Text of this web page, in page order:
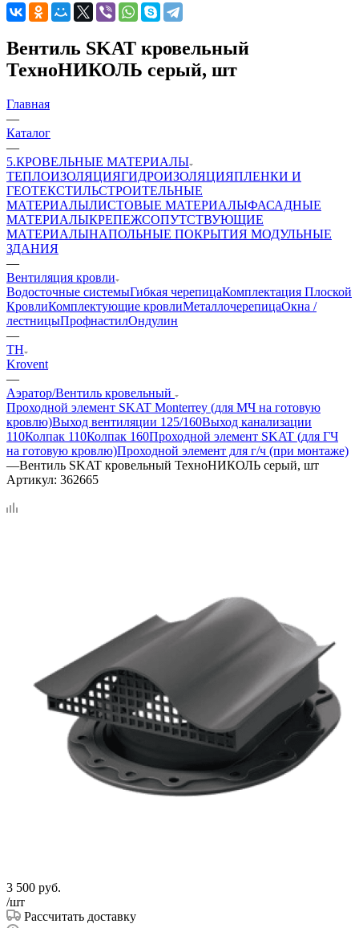
Вентиль SKAT кровельный
ТехноНИКОЛЬ серый, шт
Главная
—
Каталог
—
5.КРОВЕЛЬНЫЕ МАТЕРИАЛЫ
ТЕПЛОИЗОЛЯЦИЯГИДРОИЗОЛЯЦИЯПЛЕНКИ И
ГЕОТЕКСТИЛЬСТРОИТЕЛЬНЫЕ
МАТЕРИАЛЫЛИСТОВЫЕ МАТЕРИАЛЫФАСАДНЫЕ
МАТЕРИАЛЫКРЕПЕЖСОПУТСТВУЮЩИЕ
МАТЕРИАЛЫНАПОЛЬНЫЕ ПОКРЫТИЯ МОДУЛЬНЫЕ
ЗДАНИЯ
—
Вентиляция кровли
Водосточные системыГибкая черепицаКомплектация Плоской
КровлиКомплектующие кровлиМеталлочерепицаОкна /
лестницыПрофнастилОндулин
—
ТН
Krovent
—
Аэратор/Вентиль кровельный
Проходной элемент SKAT Monterrey (для МЧ на готовую
кровлю)Выход вентиляции 125/160Выход канализации
110Колпак 110Колпак 160Проходной элемент SKAT (для ГЧ
на готовую кровлю)Проходной элемент для г/ч (при монтаже)
—Вентиль SKAT кровельный ТехноНИКОЛЬ серый, шт
Артикул: 362665
3 500 руб.
/шт
Рассчитать доставку